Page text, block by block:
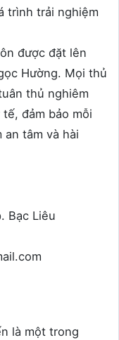
trình trải nghiệm
được đặt lên
Hường. Mọi thủ
thủ nghiêm
đảm bảo mỗi
an tâm và hài
Bạc Liêu
là một trong